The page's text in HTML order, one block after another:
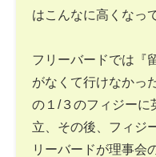
はこんなに高くなっ
フリーバードでは『
がなくて行けなかっ
の１/３のフィジーに
立、その後、フィジ
リーバードが理事会